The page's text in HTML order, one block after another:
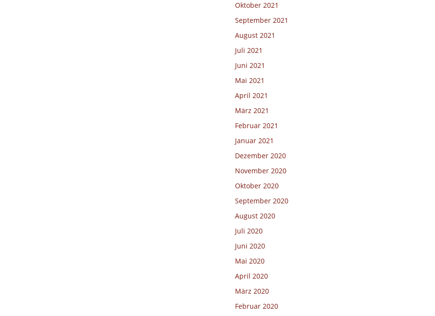
Oktober 2021
September 2021
August 2021
Juli 2021
Juni 2021
Mai 2021
April 2021
März 2021
Februar 2021
Januar 2021
Dezember 2020
November 2020
Oktober 2020
September 2020
August 2020
Juli 2020
Juni 2020
Mai 2020
April 2020
März 2020
Februar 2020